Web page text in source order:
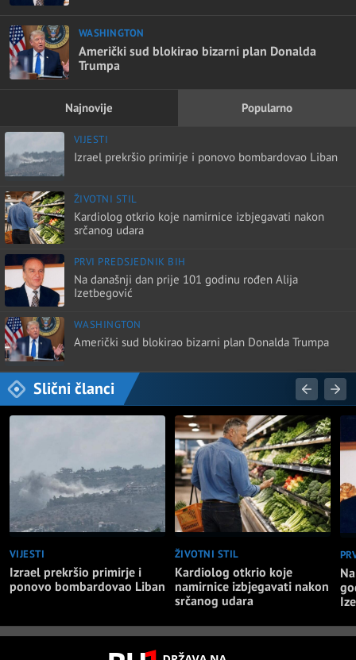
WASHINGTON
Američki sud blokirao bizarni plan Donalda
Trumpa
Najnovije Popularno
VIJESTI
Izrael prekršio primirje i ponovo bombardovao Liban
ŽIVOTNI STIL
Kardiolog otkrio koje namirnice izbjegavati nakon
srčanog udara
PRVI PREDSJEDNIK BIH
Na današnji dan prije 101 godinu rođen Alija
Izetbegović
WASHINGTON
Američki sud blokirao bizarni plan Donalda Trumpa
Slični članci
VIJESTI
Izrael prekršio primirje i
ponovo bombardovao Liban
ŽIVOTNI STIL
Kardiolog otkrio koje
namirnice izbjegavati nakon
srčanog udara